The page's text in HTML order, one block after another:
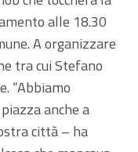
alle 18.30
A organizzare
tra cui Stefano
“Abbiamo
anche a
città – ha